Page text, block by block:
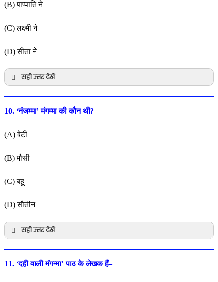
(B) पाप्पाति ने
(C) लक्ष्मी ने
(D) सीता ने
सही उत्तर देखें
10. ‘नंजम्मा’ मंगम्मा की कौन थी?
(A) बेटी
(B) मौसी
(C) बहू
(D) सौतीन
सही उत्तर देखें
11. ‘दही वाली मंगम्मा’ पाठ के लेखक हैं–